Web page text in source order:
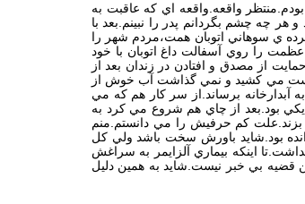
واقعه.واقعه اي كه عاقبت به
چه چشم بگردانم پدر را نبينم.بعد با
ي سوهاني اتوبان همت،مردم شهر را
عظمت را روي آسفالت داغ اتوبان با خود
از مصدق و افتادن در زندان بعد از
ماست مي كشيد و نمي گذاشت آب خوش از
برساند.از سر كار هم كه مي
بود.بعد از چاي هم شروع مي كرد به
بزند.علت كم حرفيش را مي دانستم.منم
بود.شايد باورش سخت باشد ولي كل
اينكه بيماري آلزايمر به سراغش
قضيه بي خبر نيست.شايد به همين دليل